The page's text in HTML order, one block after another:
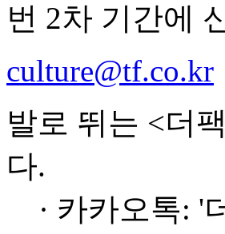
번 2차 기간에
culture@tf.co.kr
발로 뛰는 <더
다.
· 카카오톡: '